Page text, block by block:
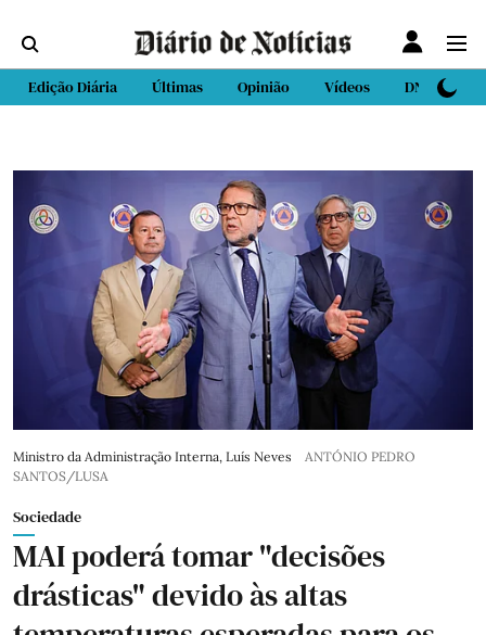
Edição Diária Últimas Opinião Vídeos DN Sport
Ministro da Administração Interna, Luís Neves
ANTÓNIO PEDRO
SANTOS/LUSA
Sociedade
MAI poderá tomar "decisões
drásticas" devido às altas